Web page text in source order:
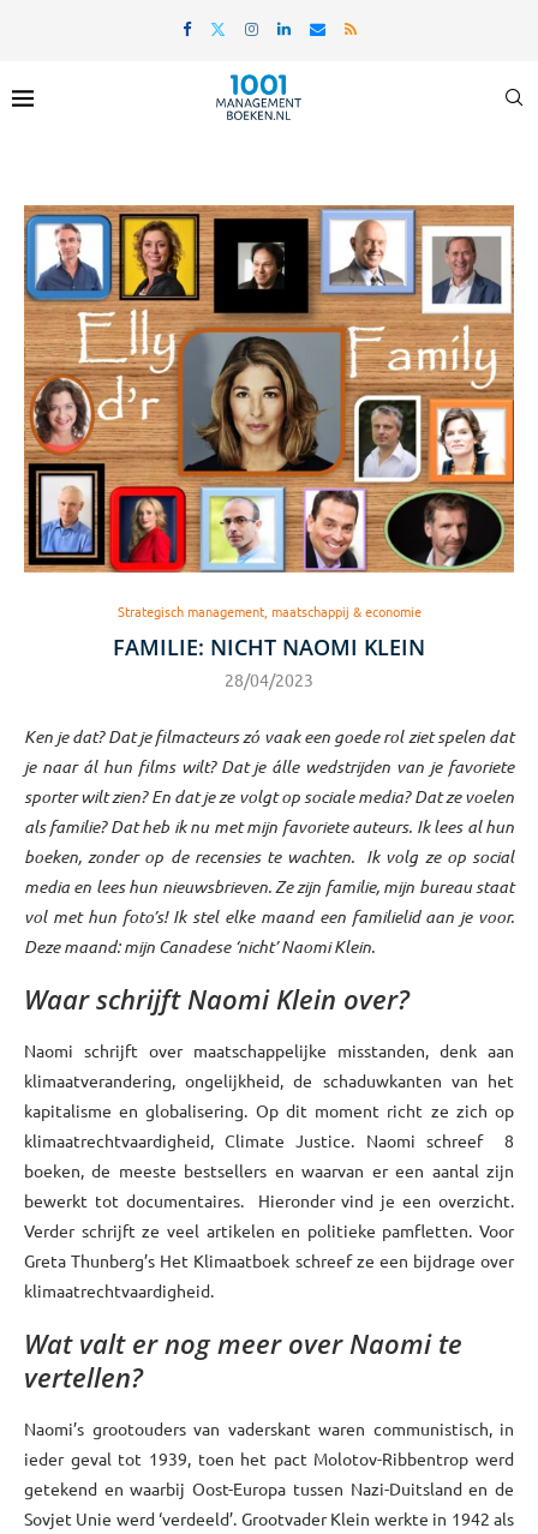
Strategisch management, maatschappij & economie
FAMILIE: NICHT NAOMI KLEIN
28/04/2023
Ken je dat? Dat je filmacteurs zó vaak een goede rol ziet spelen dat
je naar ál hun films wilt? Dat je álle wedstrijden van je favoriete
sporter wilt zien? En dat je ze volgt op sociale media? Dat ze voelen
als familie? Dat heb ik nu met mijn favoriete auteurs. Ik lees al hun
boeken, zonder op de recensies te wachten. Ik volg ze op social
media en lees hun nieuwsbrieven. Ze zijn familie, mijn bureau staat
vol met hun foto’s! Ik stel elke maand een familielid aan je voor.
Deze maand: mijn Canadese ‘nicht’ Naomi Klein.
Waar schrijft Naomi Klein over?
Naomi schrijft over maatschappelijke misstanden, denk aan
klimaatverandering, ongelijkheid, de schaduwkanten van het
kapitalisme en globalisering. Op dit moment richt ze zich op
klimaatrechtvaardigheid, Climate Justice. Naomi schreef 8
boeken, de meeste bestsellers en waarvan er een aantal zijn
bewerkt tot documentaires. Hieronder vind je een overzicht.
Verder schrijft ze veel artikelen en politieke pamfletten. Voor
Greta Thunberg’s Het Klimaatboek schreef ze een bijdrage over
klimaatrechtvaardigheid.
Wat valt er nog meer over Naomi te
vertellen?
Naomi’s grootouders van vaderskant waren communistisch, in
ieder geval tot 1939, toen het pact Molotov-Ribbentrop werd
getekend en waarbij Oost-Europa tussen Nazi-Duitsland en de
Sovjet Unie werd ‘verdeeld’. Grootvader Klein werkte in 1942 als